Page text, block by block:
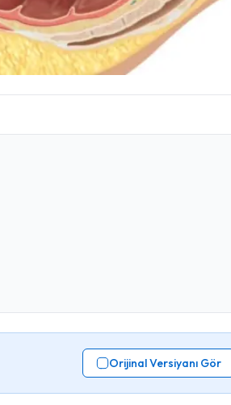
Orijinal Versiyanı Gör